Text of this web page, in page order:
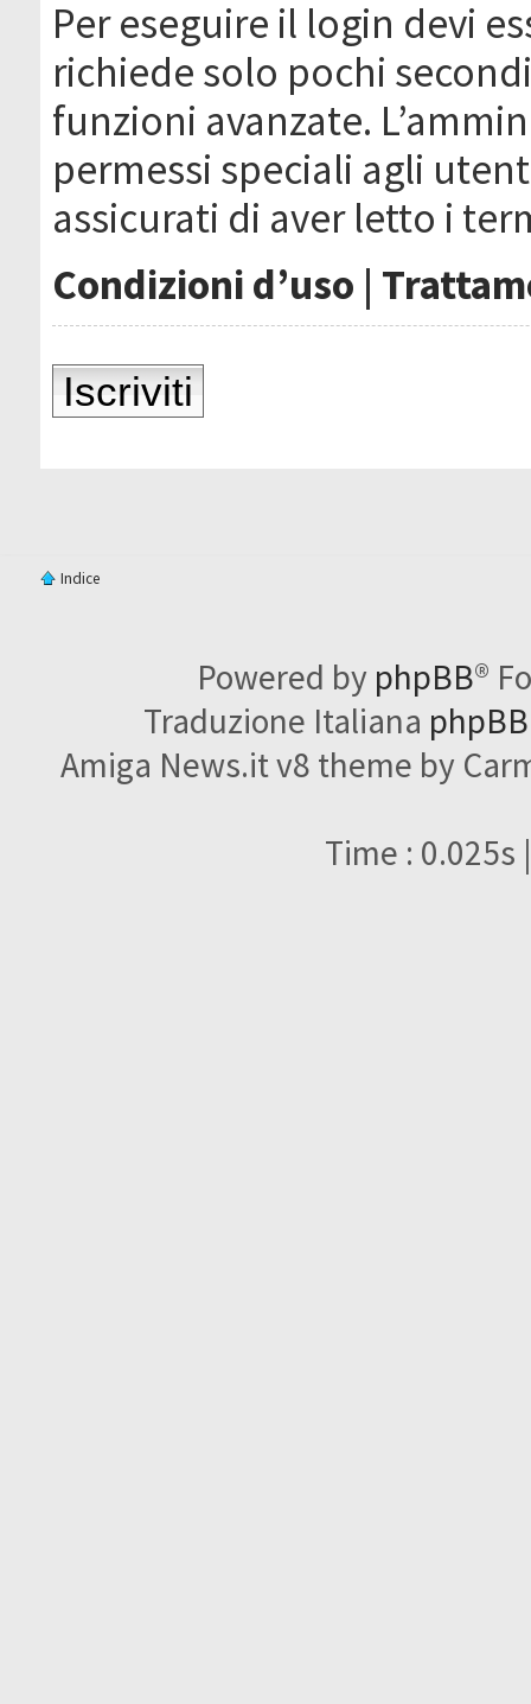
Per eseguire il login devi
richiede solo pochi
funzioni avanzate.
permessi speciali agli
assicurati di aver letto i
Condizioni d’uso |
Iscriviti
Indice
Powered by phpBB®
Traduzione Italiana
Amiga News.it v8 theme by
Time : 0.025s